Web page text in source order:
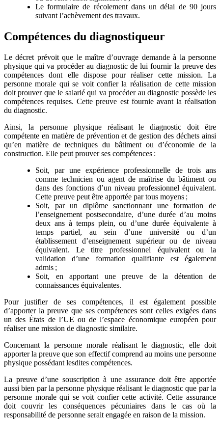
Le formulaire de récolement dans un délai de 90 jours
suivant l’achèvement des travaux.
Compétences du diagnostiqueur
Le décret prévoit que le maître d’ouvrage demande à la personne
physique qui va procéder au diagnostic de lui fournir la preuve des
compétences dont elle dispose pour réaliser cette mission. La
personne morale qui se voit confier la réalisation de cette mission
doit prouver que le salarié qui va procéder au diagnostic possède les
compétences requises. Cette preuve est fournie avant la réalisation
du diagnostic.
Ainsi, la personne physique réalisant le diagnostic doit être
compétente en matière de prévention et de gestion des déchets ainsi
qu’en matière de techniques du bâtiment ou d’économie de la
construction. Elle peut prouver ses compétences :
Soit, par une expérience professionnelle de trois ans
comme technicien ou agent de maîtrise du bâtiment ou
dans des fonctions d’un niveau professionnel équivalent.
Cette preuve peut être apportée par tous moyens ;
Soit, par un diplôme sanctionnant une formation de
l’enseignement postsecondaire, d’une durée d’au moins
deux ans à temps plein, ou d’une durée équivalente à
temps partiel, au sein d’une université ou d’un
établissement d’enseignement supérieur ou de niveau
équivalent. Le titre professionnel équivalent ou la
validation d’une formation qualifiante est également
admis ;
Soit, en apportant une preuve de la détention de
connaissances équivalentes.
Pour justifier de ses compétences, il est également possible
d’apporter la preuve que ses compétences sont celles exigées dans
un des États de l’UE ou de l’espace économique européen pour
réaliser une mission de diagnostic similaire.
Concernant la personne morale réalisant le diagnostic, elle doit
apporter la preuve que son effectif comprend au moins une personne
physique possédant lesdites compétences.
La preuve d’une souscription à une assurance doit être apportée
aussi bien par la personne physique réalisant le diagnostic que par la
personne morale qui se voit confier cette activité. Cette assurance
doit couvrir les conséquences pécuniaires dans le cas où la
responsabilité de personne serait engagée en raison de la mission.